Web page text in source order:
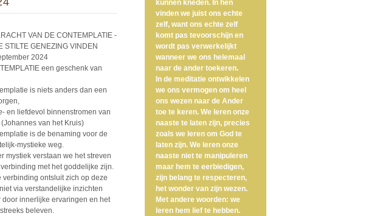
kunnen kneden. In hen
vinden we juist ons echte
zelf, want ons echte zelf
komt pas tevoorschijn en
wordt pas verwerkelijkt
wanneer we ons helemaal
naar de ander toekeren.
In de meditatie ontwikkelen
we ons vermogen om heel
ons wezen naar de Ander
toe te keren. We leren onze
naaste te laten zijn, precies
zoals we leren om God te
laten zijn. We leren onze
naaste niet te manipuleren
maar hem te eerbiedigen,
zijn belang te respecteren,
het wonder van zijn wezen.
Met andere woorden: we
leren hem lief te hebben.
VAN DE CONTEMPLATIE -
STILTE GENEZING VINDEN
2024
een geschenk van
is niets anders dan een
en liefdevol binnenstromen van
(Johannes van het Kruis)
is de benaming voor de
mystieke weg.
mystiek verstaan we het streven
met het goddelijke zijn.
verbinding ontsluit zich op deze
via verstandelijke inzichten
door innerlijke ervaringen en het
beleven.